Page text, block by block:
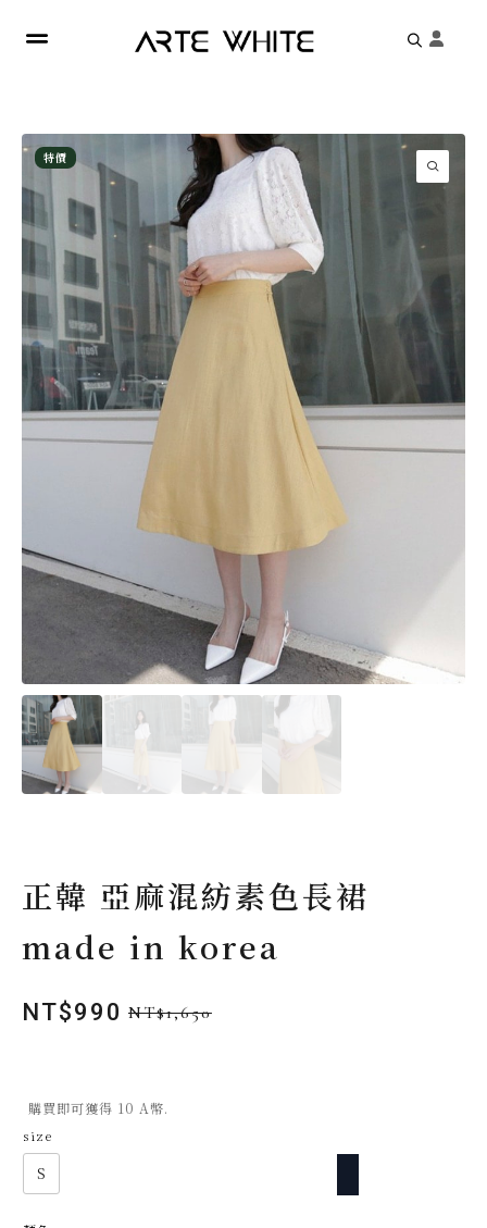
特價
正韓 亞麻混紡素色長裙
made in korea
NT$1,650
原
格：
NT$1,650。
NT$990
目
格：
NT$990。
購買即可獲得 10 A幣.
size
S